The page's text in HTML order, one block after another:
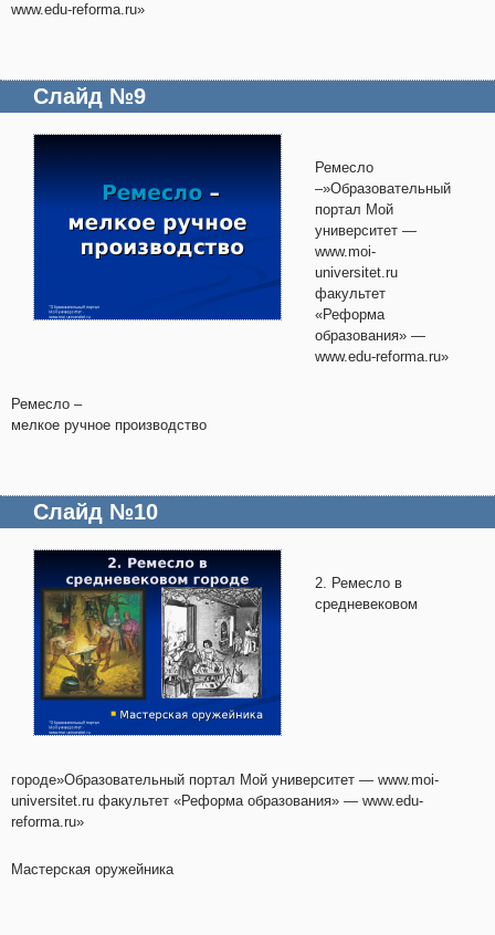
www.edu-reforma.ru»
Слайд №9
Ремесло
–»Образовательный
портал Мой
университет —
www.moi-
universitet.ru
факультет
«Реформа
образования» —
www.edu-reforma.ru»
Ремесло –
мелкое ручное производство
Слайд №10
2. Ремесло в
средневековом
городе»Образовательный портал Мой университет — www.moi-
universitet.ru факультет «Реформа образования» — www.edu-
reforma.ru»
Мастерская оружейника